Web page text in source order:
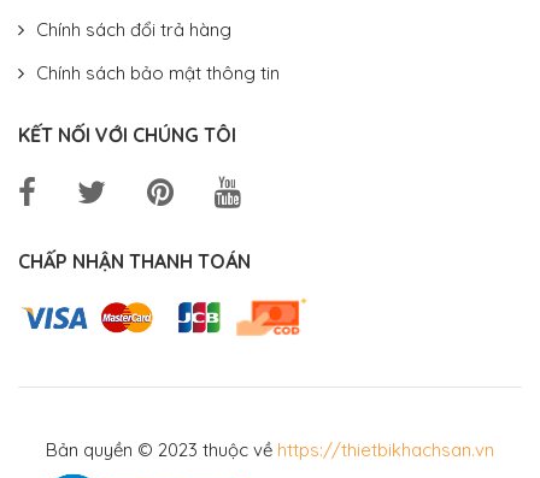
Chính sách đổi trả hàng
Chính sách bảo mật thông tin
KẾT NỐI VỚI CHÚNG TÔI
CHẤP NHẬN THANH TOÁN
Bản quyền © 2023 thuộc về https://thietbikhachsan.vn